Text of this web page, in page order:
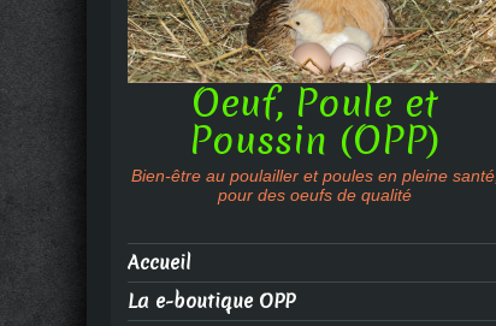
Oeuf, Poule et
Poussin (OPP)
Bien-être au poulailler et poules en pleine santé,
pour des oeufs de qualité
Accueil
La e-boutique OPP